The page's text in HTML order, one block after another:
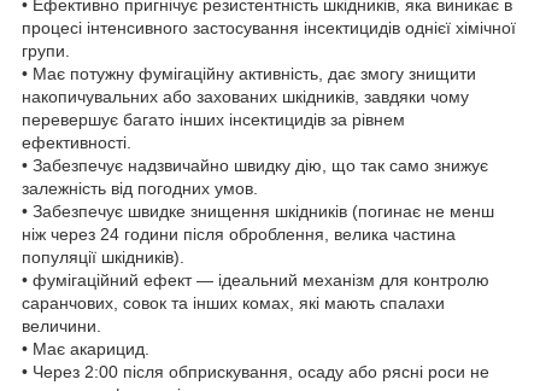
• Ефективно пригнічує резистентність шкідників, яка виникає в
процесі інтенсивного застосування інсектицидів однієї хімічної
групи.
• Має потужну фумігаційну активність, дає змогу знищити
накопичувальних або захованих шкідників, завдяки чому
перевершує багато інших інсектицидів за рівнем
ефективності.
• Забезпечує надзвичайно швидку дію, що так само знижує
залежність від погодних умов.
• Забезпечує швидке знищення шкідників (погинає не менш
ніж через 24 години після оброблення, велика частина
популяції шкідників).
• фумігаційний ефект — ідеальний механізм для контролю
саранчових, совок та інших комах, які мають спалахи
величини.
• Має акарицид.
• Через 2:00 після обприскування, осаду або рясні роси не